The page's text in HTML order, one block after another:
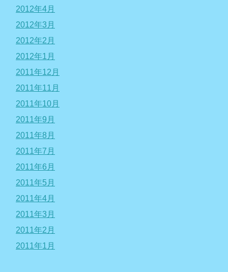
2012年4月
2012年3月
2012年2月
2012年1月
2011年12月
2011年11月
2011年10月
2011年9月
2011年8月
2011年7月
2011年6月
2011年5月
2011年4月
2011年3月
2011年2月
2011年1月